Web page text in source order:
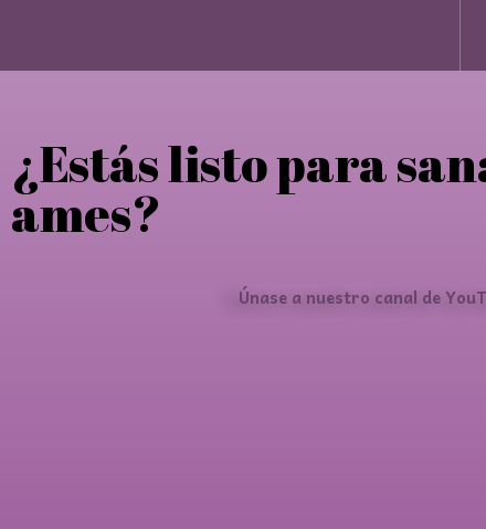
¿Estás listo para
ames?
Únase a nuestro canal de